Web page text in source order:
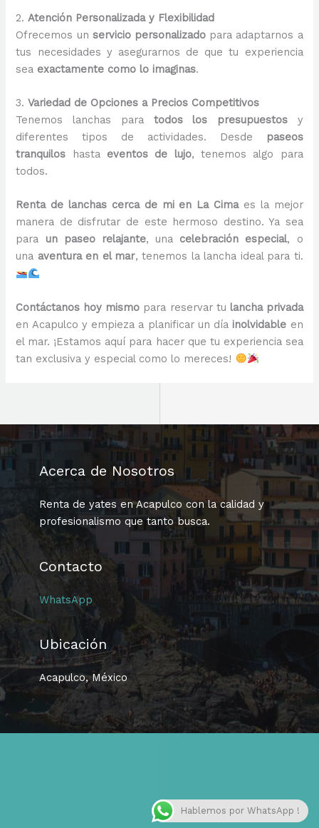
2.Atención Personalizada y Flexibilidad
Ofrecemos un servicio personalizado para adaptarnos a
tus necesidades y asegurarnos de que tu experiencia
sea exactamente como lo imaginas.
3.Variedad de Opciones a Precios Competitivos
Tenemos lanchas para todos los presupuestosy
diferentes tipos de actividades. Desde
paseos
tranquilos hasta eventos de lujo, tenemos algo para
todos.
Renta de lanchas cerca de mi en La Cimaes la mejor
manera de disfrutar de este hermoso destino. Ya sea
para un paseo relajante, una celebración especial, o
una aventura en el mar, tenemos la lancha ideal para ti.
Contáctanos hoy mismo para reservar tu lancha privada
en Acapulco y empieza a planificar un día inolvidable en
el mar. ¡Estamos aquí para hacer que tu experiencia sea
tan exclusiva y especial como lo mereces!
Acerca de Nosotros
Renta de yates en Acapulco con la calidad y
profesionalismo que tanto busca.
Contacto
WhatsApp
Ubicación
Acapulco, México
Hablemos por WhatsApp !